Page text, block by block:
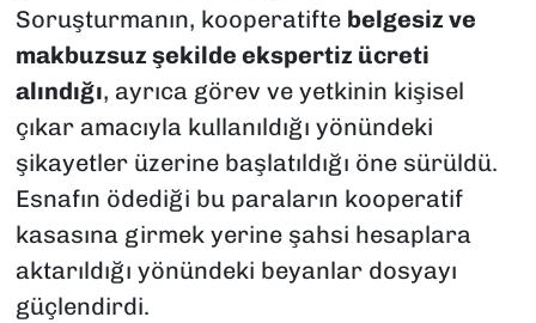
Soruşturmanın, kooperatifte belgesiz ve
makbuzsuz şekilde ekspertiz ücreti
alındığı, ayrıca görev ve yetkinin kişisel
çıkar amacıyla kullanıldığı yönündeki
şikayetler üzerine başlatıldığı öne sürüldü.
Esnafın ödediği bu paraların kooperatif
kasasına girmek yerine şahsi hesaplara
aktarıldığı yönündeki beyanlar dosyayı
güçlendirdi.